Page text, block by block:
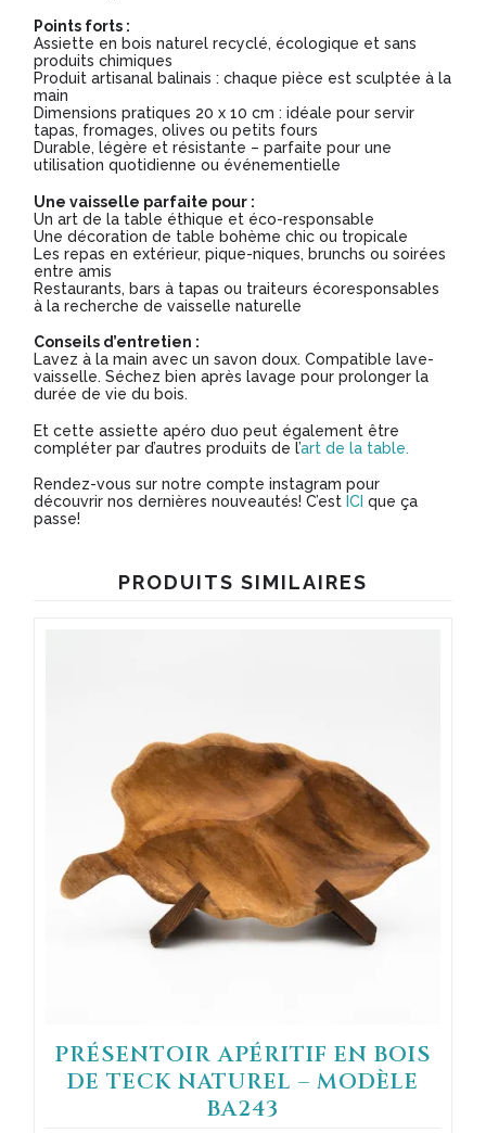
Points forts :
Assiette en bois naturel recyclé, écologique et sans
produits chimiques
Produit artisanal balinais : chaque pièce est sculptée à la
main
Dimensions pratiques 20 x 10 cm : idéale pour servir
tapas, fromages, olives ou petits fours
Durable, légère et résistante – parfaite pour une
utilisation quotidienne ou événementielle
Une vaisselle parfaite pour :
Un art de la table éthique et éco-responsable
Une décoration de table bohème chic ou tropicale
Les repas en extérieur, pique-niques, brunchs ou soirées
entre amis
Restaurants, bars à tapas ou traiteurs écoresponsables
à la recherche de vaisselle naturelle
Conseils d’entretien :
Lavez à la main avec un savon doux. Compatible lave-
vaisselle. Séchez bien après lavage pour prolonger la
durée de vie du bois.
Et cette assiette apéro duo peut également être
compléter par d’autres produits de l’art de la table.
Rendez-vous sur notre compte instagram pour
découvrir nos dernières nouveautés! C’est ICI que ça
passe!
PRODUITS SIMILAIRES
PRÉSENTOIR APÉRITIF EN BOIS
DE TECK NATUREL – MODÈLE
BA243